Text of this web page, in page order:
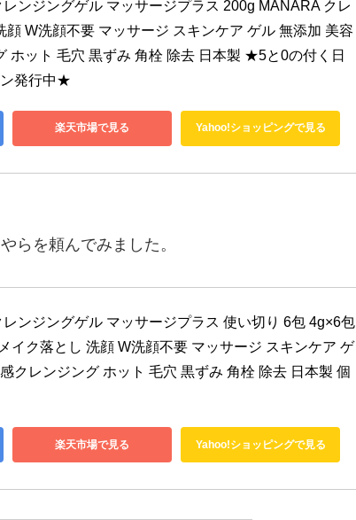
レンジングゲル マッサージプラス 200g MANARA クレ
顔 W洗顔不要 マッサージ スキンケア ゲル 無添加 美容
ホット 毛穴 黒ずみ 角栓 除去 日本製 ★5と0の付く日
ン発行中★
楽天市場で見る Yahoo!ショッピングで見る
らを頼んでみました。
レンジングゲル マッサージプラス 使い切り 6包 4g×6包
イク落とし 洗顔 W洗顔不要 マッサージ スキンケア ゲ
クレンジング ホット 毛穴 黒ずみ 角栓 除去 日本製 個
楽天市場で見る Yahoo!ショッピングで見る